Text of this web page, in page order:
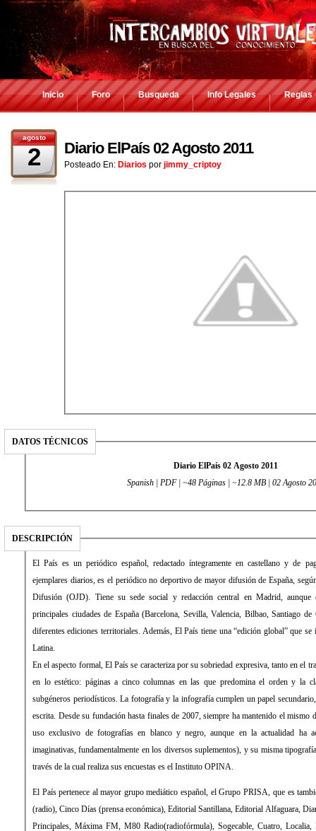
Inicio Foro Busqueda Info Legales Reglas
agosto
2 Diario ElPaís 02 Agosto 2011
Posteado En: Diarios por jimmy_criptoy
DATOS TÉCNICOS
Diario ElPaís 02 Agosto 2011
Spanish | PDF | ~48 Páginas | ~12.8 MB | 02 Agosto
DESCRIPCIÓN
El País es un periódico español, redactado íntegramente en castellano y de pago. Con una media de 431.034
ejemplares diarios, es el periódico no deportivo de mayor difusión de España, según la Oficina de Justificación de la
Difusión (OJD). Tiene su sede social y redacción central en Madrid, aunque cuenta con delegaciones en las
principales ciudades de España (Barcelona, Sevilla, Valencia, Bilbao, Santiago de Compostela) desde las que edita
diferentes ediciones territoriales. Además, El País tiene una “edición global” que se imprime y distribuye en América
Latina.
En el aspecto formal, El País se caracteriza por su sobriedad expresiva, tanto en el tratamiento de la información como
en lo estético: páginas a cinco columnas en las que predomina el orden y la clara distribución de los distintos
subgéneros periodísticos. La fotografía y la infografía cumplen un papel secundario, de mero apoyo a la información
escrita. Desde su fundación hasta finales de 2007, siempre ha mantenido el mismo diseño, sin apenas evolución (con
uso exclusivo de fotografías en blanco y negro, aunque en la actualidad ha aceptado el color y formas más
imaginativas, fundamentalmente en los diversos suplementos), y su misma tipografía: la Times Roman. La empresa a
través de la cual realiza sus encuestas es el Instituto OPINA.
El País pertenece al mayor grupo mediático español, el Grupo PRISA, que es también propietario de la Cadena SER
(radio), Cinco Días (prensa económica), Editorial Santillana, Editorial Alfaguara, Diario As (prensa deportiva), Los 40
Principales, Máxima FM, M80 Radio(radiofórmula), Sogecable, Cuatro, Localia, Digital+ (televisión), entre otros